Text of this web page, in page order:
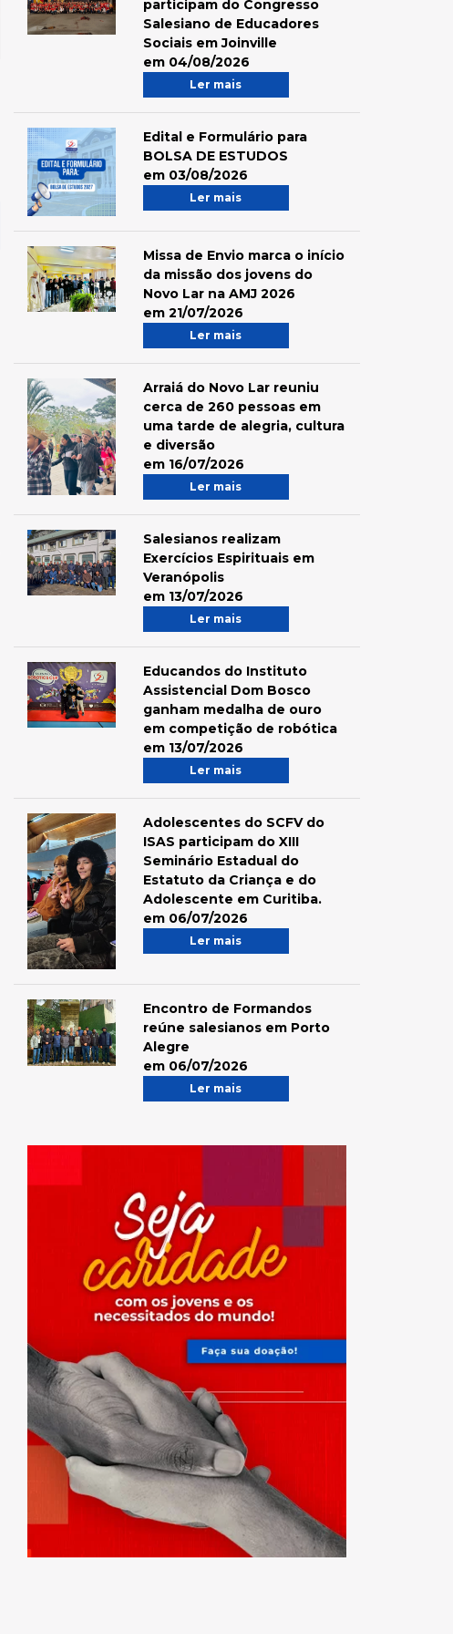
participam do Congresso
Salesiano de Educadores
Sociais em Joinville
em 04/08/2026
Ler mais
Edital e Formulário para
BOLSA DE ESTUDOS
em 03/08/2026
Ler mais
Missa de Envio marca o início
da missão dos jovens do
Novo Lar na AMJ 2026
em 21/07/2026
Ler mais
Arraiá do Novo Lar reuniu
cerca de 260 pessoas em
uma tarde de alegria, cultura
e diversão
em 16/07/2026
Ler mais
Salesianos realizam
Exercícios Espirituais em
Veranópolis
em 13/07/2026
Ler mais
Educandos do Instituto
Assistencial Dom Bosco
ganham medalha de ouro
em competição de robótica
em 13/07/2026
Ler mais
Adolescentes do SCFV do
ISAS participam do XIII
Seminário Estadual do
Estatuto da Criança e do
Adolescente em Curitiba.
em 06/07/2026
Ler mais
Encontro de Formandos
reúne salesianos em Porto
Alegre
em 06/07/2026
Ler mais